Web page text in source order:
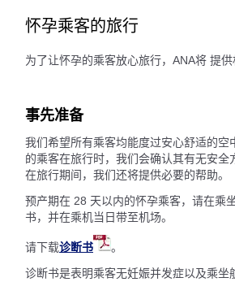
怀孕乘客的旅行
为了让怀孕的乘客放心旅行，ANA将 提供
事先准备
我们希望所有乘客均能度过安心舒适的空
的乘客在旅行时，我们会确认其有无安全
在旅行期间，我们还将提供必要的帮助。
预产期在 28 天以内的怀孕乘客，请在乘
书，并在乘机当日带至机场。
请下载诊断书
。
诊断书是表明乘客无妊娠并发症以及乘坐